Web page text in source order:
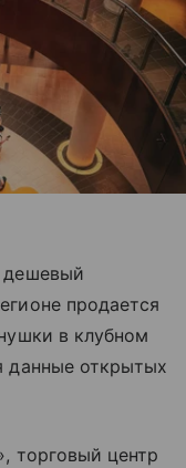
продается
в клубном
данные открытых
торговый центр